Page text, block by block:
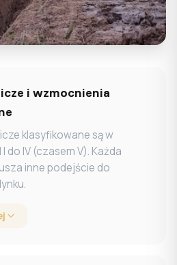
i wzmocnienia
klasyfikowane są w
do IV (czasem V). Każda
inne podejście do